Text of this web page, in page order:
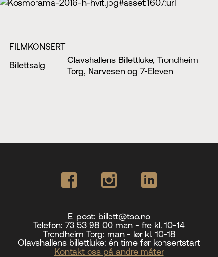
FILMKONSERT
Billettsalg
Olavshallens Billettluke, Trondheim
Torg, Narvesen og 7-Eleven
E-post: billett@tso.no
Telefon: 73 53 98 00 man - fre kl. 10-14
Trondheim Torg: man - lør kl. 10-18
Olavshallens billettluke: én time før konsertstart
Kontakt oss på andre måter